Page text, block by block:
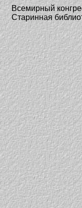
Всемирный
Старинная